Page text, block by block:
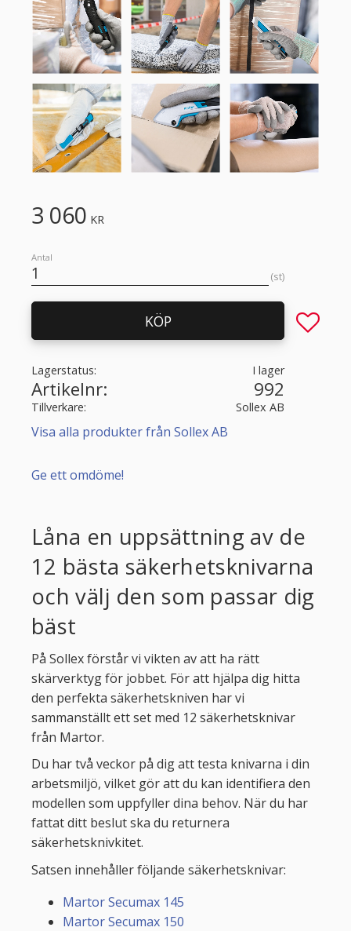
3 060 KR
Antal
st
KÖP Lägg till
Lagerstatus I lager
Artikelnr 992
Tillverkare Sollex AB
Visa alla produkter från Sollex AB
Ge ett omdöme!
Låna en uppsättning av de
12 bästa säkerhetsknivarna
och välj den som passar dig
bäst
På Sollex förstår vi vikten av att ha rätt
skärverktyg för jobbet. För att hjälpa dig hitta
den perfekta säkerhetskniven har vi
sammanställt ett set med 12 säkerhetsknivar
från Martor.
Du har två veckor på dig att testa knivarna i din
arbetsmiljö, vilket gör att du kan identifiera den
modellen som uppfyller dina behov. När du har
fattat ditt beslut ska du returnera
säkerhetsknivkitet.
Satsen innehåller följande säkerhetsknivar:
Martor Secumax 145
Martor Secumax 150